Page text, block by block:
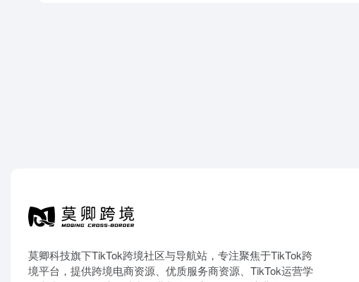
莫卿科技旗下TikTok跨境社区与导航站，专注聚焦于TikTok跨
境平台，提供跨境电商资源、优质服务商资源、TikTok运营学